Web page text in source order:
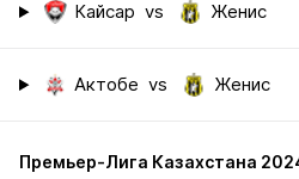
Кайсар vs Женис
Актобе vs Женис
Премьер-Лига Казахстана